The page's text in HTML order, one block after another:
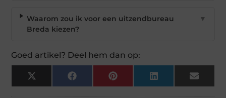
Waarom zou ik voor een uitzendbureau
Breda kiezen?
▼
Goed artikel? Deel hem dan op:
X
(Twitter)
Facebook Pinterest LinkedIn Email